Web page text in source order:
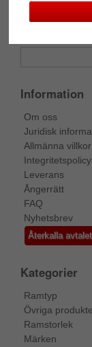
Om du vill ta
Information
Om oss
Juridisk
Allmänna villkor
Integritetspolicy
Leverans
Ångerrätt
FAQ
Nyhetsbrev
Återkalla avtalet
Kategorier
Ramtyp
Övriga
Ramstorlek
Märken